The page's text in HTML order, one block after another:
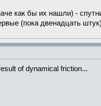
как бы их нашли) -
(пока двенадцать
of dynamical friction...